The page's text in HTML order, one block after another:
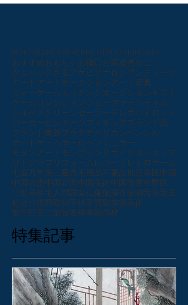
特集記事
MONTBLANCPARKERPILOT PLATINUMSailor
おすすめおもちゃお猪口 お茶道具かご
かごバッグざる アケビ アナログアンティーク
アート アートオークション アート写真
ウォーゲームエッチングオークション ギフト
ゲームコレクション シェーファーシャネル
シルクスクリーンセーラーテレカパイロット
パーカー ビンテージフィギュアブランド品
ブランド食器プラチナペリカンペンシル
ボードゲームボールペン ミニカー
モダンアート モンブラン リサイクルショップ
リトグラフ リフォーム レコード レトロゲーム
七宝万年筆三鷹市 不用品不要品世田谷区中国
中国古墨中国宜興中国美術中国骨董中野区
二世帯住宅人間国宝仏像伽羅作家物元永定正
処分出張買取切手切手買取前衛美術
加守田章二加賀友禅半紙印材